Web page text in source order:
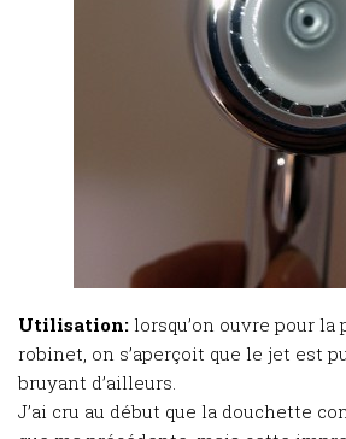
Utilisation: lorsqu’on ouvre pour
robinet, on s’aperçoit que le jet est
bruyant d’ailleurs.
J’ai cru au début que la douchette